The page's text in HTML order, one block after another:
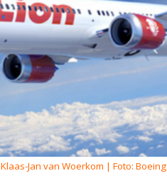
Klaas-Jan van Woerkom | Foto: Boeing